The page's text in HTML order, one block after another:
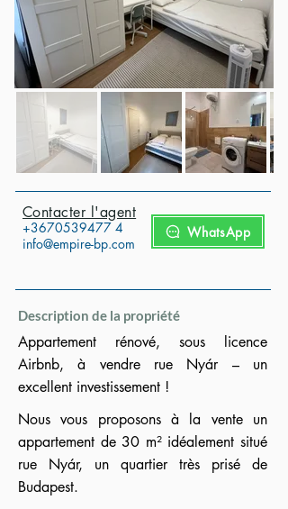
Contacter l'agent
+3670539477 4
info@empire-bp.com
WhatsApp
Description de la propriété
Appartement rénové, sous licence
Airbnb, à vendre rue Nyár – un
excellent investissement !
Nous vous proposons à la vente un
appartement de 30 m² idéalement situé
rue Nyár, un quartier très prisé de
Budapest.